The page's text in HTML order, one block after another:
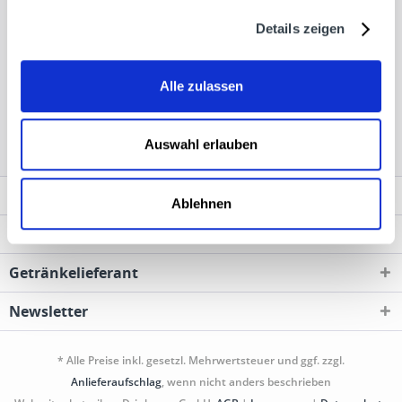
Details zeigen
Alle zulassen
Auswahl erlauben
Ablehnen
Städten, Orten und Postleitzahl-Gebieten geliefert
Shop Service
Getränkelieferant
Newsletter
* Alle Preise inkl. gesetzl. Mehrwertsteuer und ggf. zzgl.
Anlieferaufschlag, wenn nicht anders beschrieben